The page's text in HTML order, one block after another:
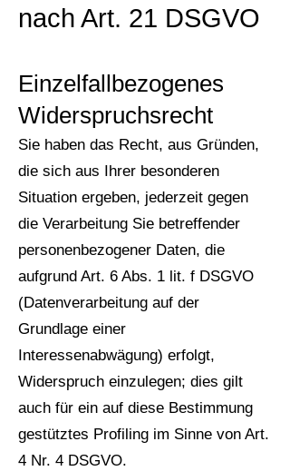
nach Art. 21 DSGVO
Einzelfallbezogenes
Widerspruchsrecht
Sie haben das Recht, aus Gründen,
die sich aus Ihrer besonderen
Situation ergeben, jederzeit gegen
die Verarbeitung Sie betreffender
personenbezogener Daten, die
aufgrund Art. 6 Abs. 1 lit. f DSGVO
(Datenverarbeitung auf der
Grundlage einer
Interessenabwägung) erfolgt,
Widerspruch einzulegen; dies gilt
auch für ein auf diese Bestimmung
gestütztes Profiling im Sinne von Art.
4 Nr. 4 DSGVO.